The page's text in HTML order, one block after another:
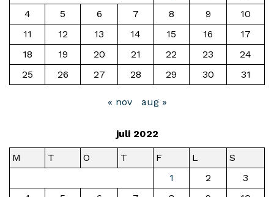
4
5 6 7 8 9
10
11
12 13 14 15 16
17
18
19 20 21 22 23
24
25
26 27 28 29 30 31
« nov aug »
juli 2022
M T O T F L
S
1
2
3